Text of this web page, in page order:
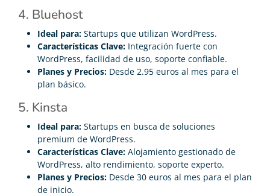
4. Bluehost
Ideal para: Startups que utilizan WordPress.
Características Clave: Integración fuerte con
WordPress, facilidad de uso, soporte confiable.
Planes y Precios: Desde 2.95 euros al mes para el
plan básico.
5. Kinsta
Ideal para: Startups en busca de soluciones
premium de WordPress.
Características Clave: Alojamiento gestionado de
WordPress, alto rendimiento, soporte experto.
Planes y Precios: Desde 30 euros al mes para el plan
de inicio.